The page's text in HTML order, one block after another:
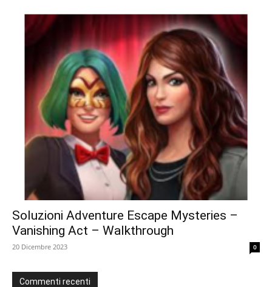
Soluzioni Adventure Escape Mysteries –
Vanishing Act – Walkthrough
20 Dicembre 2023 0
Commenti recenti